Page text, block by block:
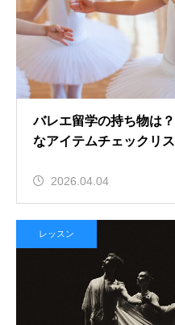
バレエ留学の持ち物は
なアイテムチェックリ
2026.04.04
レッスン